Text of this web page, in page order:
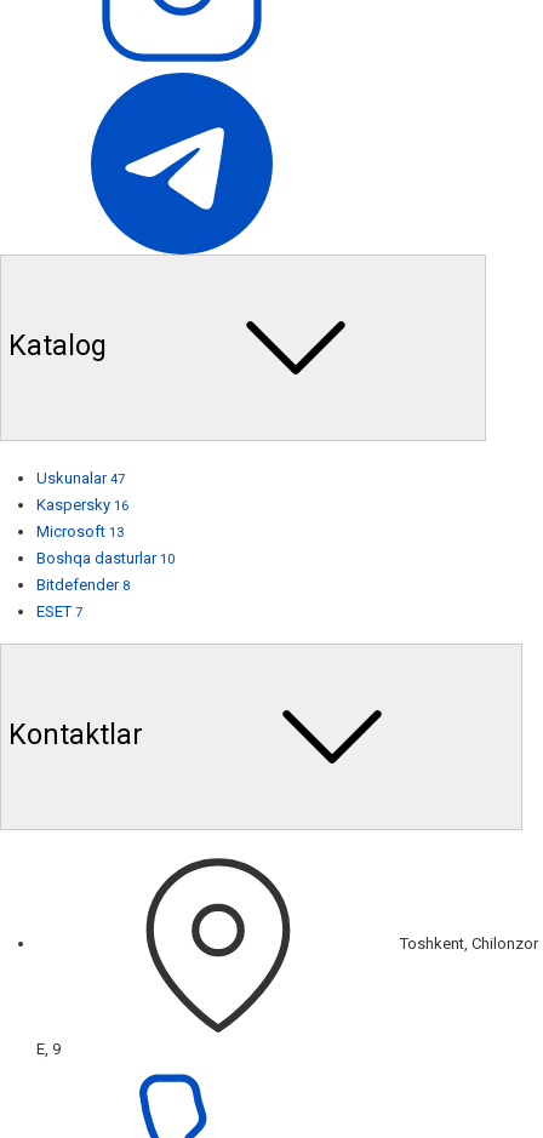
Katalog
Uskunalar 47
Kaspersky 16
Microsoft 13
Boshqa dasturlar 10
Bitdefender 8
ESET 7
Kontaktlar
Toshkent, Chilonzor
E, 9